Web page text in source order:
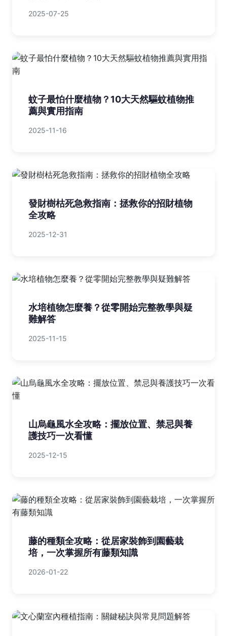
2025-07-25
蚊子最怕什麼植物？10大天然驅蚊植物推
薦與實用指南
2025-11-16
發財樹枯死急救指南：拯救你的招財植物
全攻略
2025-12-31
水培植物怎麼養？從零開始完整教學與疑
難解答
2025-11-15
山烏龜風水全攻略：擺放位置、禁忌與養
護技巧一次看懂
2025-12-15
藤的種類全攻略：從居家裝飾到園藝栽
培，一次掌握所有藤類知識
2026-01-22